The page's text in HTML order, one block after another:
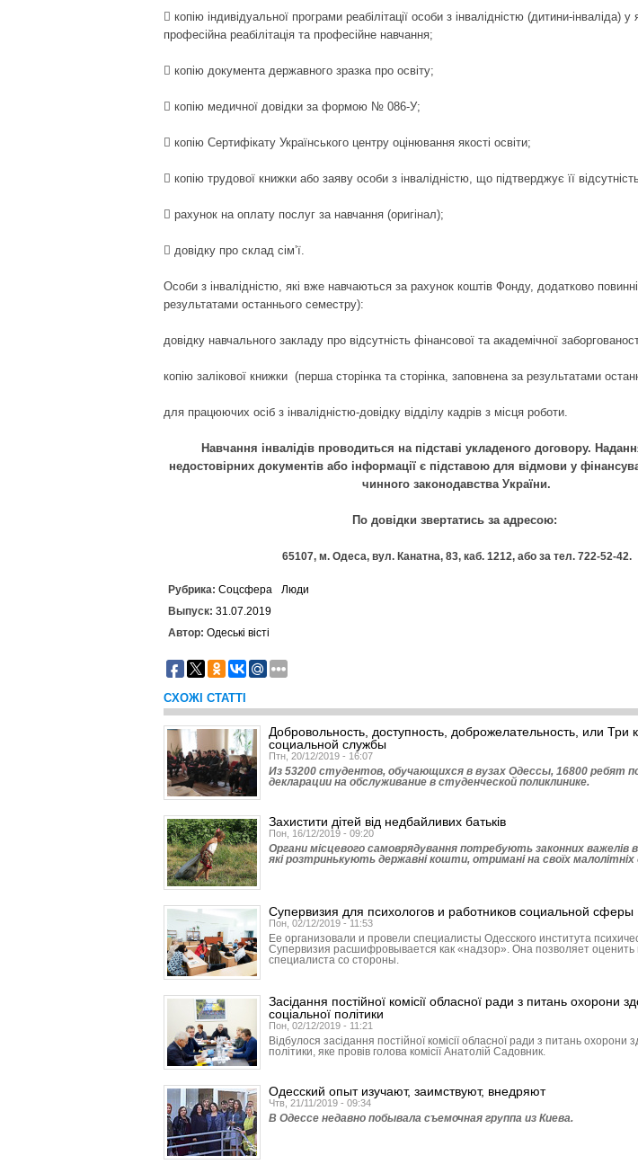
 копію індивідуальної програми реабілітації особи з інвалідністю (дитини-інваліда) у
професійна реабілітація та професійне навчання;
 копію документа державного зразка про освіту;
 копію медичної довідки за формою № 086-У;
 копію Сертифікату Українського центру оцінювання якості освіти;
 копію трудової книжки або заяву особи з інвалідністю, що підтверджує її
 рахунок на оплату послуг за навчання (оригінал);
 довідку про склад сім’ї.
Особи з інвалідністю, які вже навчаються за рахунок коштів Фонду, додатково
результатами останнього семестру):
довідку навчального закладу про відсутність фінансової та академічної
копію залікової книжки (перша сторінка та сторінка, заповнена за результатами
для працюючих осіб з інвалідністю-довідку відділу кадрів з місця роботи.
Навчання інвалідів проводиться на підставі укладеного договору.
недостовірних документів або інформації є підставою для відмови у
чинного законодавства України.
По довідки звертатись за адресою:
65107, м. Одеса, вул. Канатна, 83, каб. 1212, або за тел. 722-52-42.
Рубрика: Соцсфера
Люди
Выпуск: 31.07.2019
Автор: Одеські вісті
СХОЖІ СТАТТІ
Добровольность, доступность, доброжелательность, или Три
социальной службы
Птн, 20/12/2019 - 16:07
Из 53200 студентов, обучающихся в вузах Одессы, 16800 ребят
декларации на обслуживание в студенческой поликлинике.
Захистити дітей від недбайливих батьків
Пон, 16/12/2019 - 09:20
Органи місцевого самоврядування потребують законних важелів
які розтринькують державні кошти, отримані на своїх малолітніх
Супервизия для психологов и работников социальной сферы
Пон, 02/12/2019 - 11:53
Ее организовали и провели специалисты Одесского института
Супервизия расшифровывается как «надзор». Она позволяет
специалиста со стороны.
Засідання постійної комісії обласної ради з питань охорони
соціальної політики
Пон, 02/12/2019 - 11:21
Відбулося засідання постійної комісії обласної ради з питань охорони
політики, яке провів голова комісії Анатолій Садовник.
Одесский опыт изучают, заимствуют, внедряют
Чтв, 21/11/2019 - 09:34
В Одессе недавно побывала съемочная группа из Киева.